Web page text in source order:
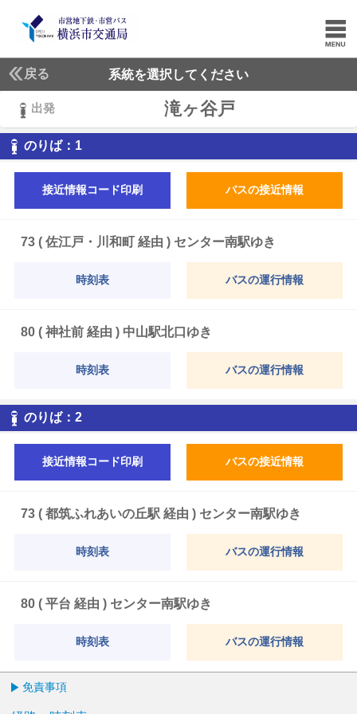
戻る 系統を選択してください
出発 滝ヶ谷戸
のりば： 1
接近情報コード印刷 バスの接近情報
73 ( 佐江戸・川和町 経由 ) センター南駅ゆき
時刻表 バスの運行情報
80 ( 神社前 経由 ) 中山駅北口ゆき
時刻表 バスの運行情報
のりば： 2
接近情報コード印刷 バスの接近情報
73 ( 都筑ふれあいの丘駅 経由 ) センター南駅ゆき
時刻表 バスの運行情報
80 ( 平台 経由 ) センター南駅ゆき
時刻表 バスの運行情報
免責事項